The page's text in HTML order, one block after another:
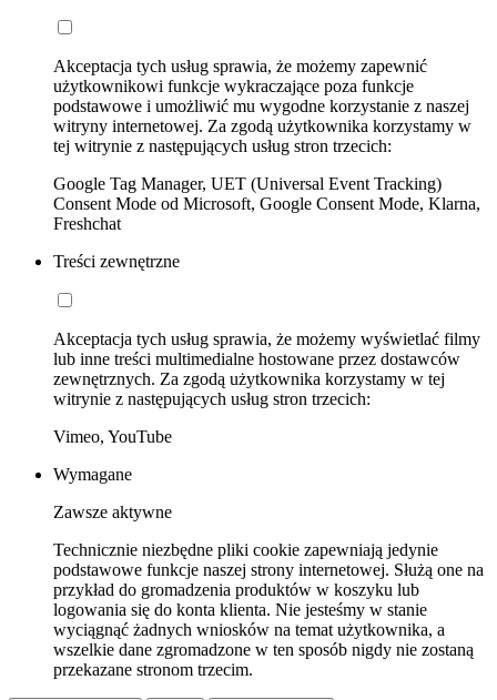
Akceptacja tych usług sprawia, że możemy zapewnić
użytkownikowi funkcje wykraczające poza funkcje
podstawowe i umożliwić mu wygodne korzystanie z naszej
witryny internetowej. Za zgodą użytkownika korzystamy w
tej witrynie z następujących usług stron trzecich:
Google Tag Manager, UET (Universal Event Tracking)
Consent Mode od Microsoft, Google Consent Mode, Klarna,
Freshchat
Treści zewnętrzne
Akceptacja tych usług sprawia, że możemy wyświetlać filmy
lub inne treści multimedialne hostowane przez dostawców
zewnętrznych. Za zgodą użytkownika korzystamy w tej
witrynie z następujących usług stron trzecich:
Vimeo, YouTube
Wymagane
Zawsze aktywne
Technicznie niezbędne pliki cookie zapewniają jedynie
podstawowe funkcje naszej strony internetowej. Służą one na
przykład do gromadzenia produktów w koszyku lub
logowania się do konta klienta. Nie jesteśmy w stanie
wyciągnąć żadnych wniosków na temat użytkownika, a
wszelkie dane zgromadzone w ten sposób nigdy nie zostaną
przekazane stronom trzecim.